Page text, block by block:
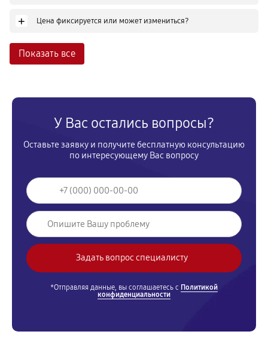
+ Цена фиксируется или может измениться?
Показать все
У Вас остались вопросы?
Оставьте заявку и получите бесплатную консультацию
по интересующему Вас вопросу
*Отправляя данные, вы соглашаетесь с Политикой
конфиденциальности